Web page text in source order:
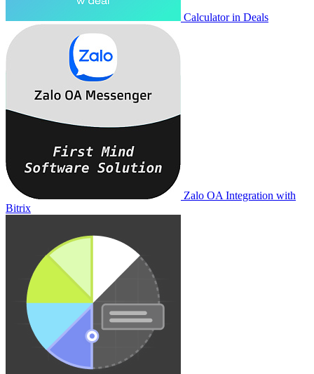
Calculator in Deals
Zalo OA Integration with
Bitrix